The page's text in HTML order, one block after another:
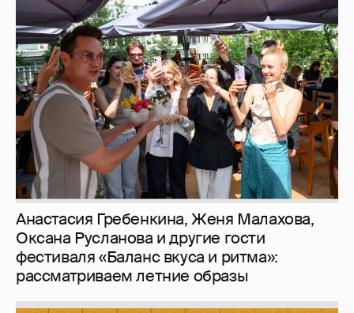
Анастасия Гребенкина, Женя Малахова,
Оксана Русланова и другие гости
фестиваля «Баланс вкуса и ритма»:
рассматриваем летние образы